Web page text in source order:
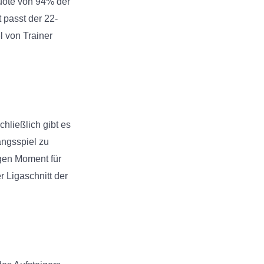
der 22-
von Trainer
gibt es
zu
Moment für
Ligaschnitt der